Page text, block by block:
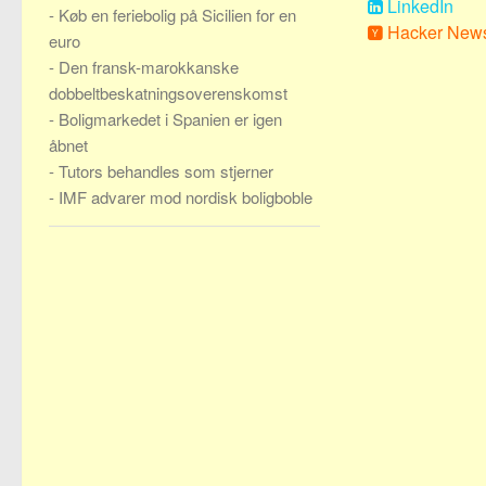
LinkedIn
Hacker
- Køb en feriebolig på Sicilien for en
euro
- Den fransk-marokkanske
dobbeltbeskatningsoverenskomst
- Boligmarkedet i Spanien er igen
åbnet
-Tutors behandles som stjerner
- IMF advarer mod nordisk boligboble